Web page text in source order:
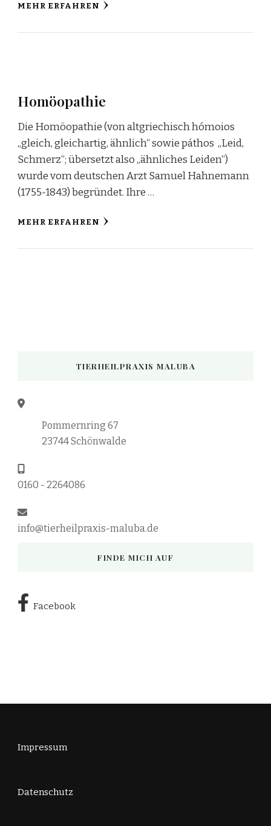
MEHR ERFAHREN
Homöopathie
Die Homöopathie (von altgriechisch hómoios
„gleich, gleichartig, ähnlich“ sowie páthos „Leid,
Schmerz“; übersetzt also „ähnliches Leiden“)
wurde vom deutschen Arzt Samuel Hahnemann
(1755-1843) begründet. Ihre …
MEHR ERFAHREN
TIERHEILPRAXIS MALUBA
Pommernring 67
23744 Schönwalde
0160 - 2264086
info@tierheilpraxis-maluba.de
FINDE MICH AUF
Facebook
Impressum
Datenschutz